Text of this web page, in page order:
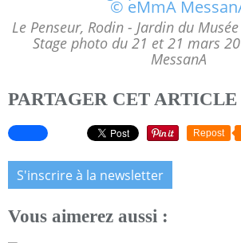
Le Penseur, Rodin - Jardin du
Stage photo du 21 et 21 mars
MessanA
PARTAGER CET ARTICLE
Repost
S'inscrire à la newsletter
Vous aimerez aussi :